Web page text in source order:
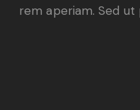
rem aperiam. Sed ut